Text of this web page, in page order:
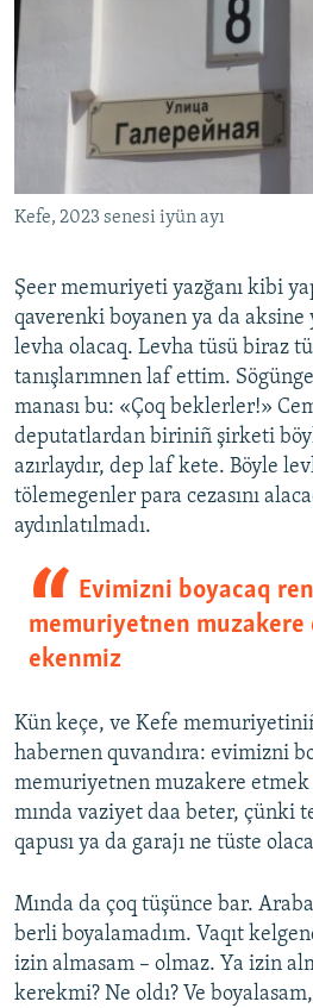
Kefe, 2023 senesi iyün ayı
Şeer memuriyeti yazğanı kibi
qaverenki boyanen ya da aksine
levha olacaq. Levha tüsü biraz
tanışlarımnen laf ettim.
manası bu: «Çoq beklerler!»
deputatlardan biriniñ şirketi
azırlaydır, dep laf kete. Böyle
tölemegenler para cezasını
aydınlatılmadı.
Evimizni boyacaq
memuriyetnen muzakere
ekenmiz
Kün keçe, ve Kefe
habernen quvandıra: evimizni
memuriyetnen muzakere
mında vaziyet daa beter, çünki
qapusı ya da garajı ne tüste
Mında da çoq tüşünce bar.
berli boyalamadım. Vaqıt
izin almasam – olmaz. Ya izin
kerekmi? Ne oldı? Ve